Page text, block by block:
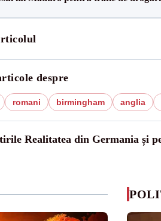
despre
romani birmingham anglia
Realitatea din Germania și